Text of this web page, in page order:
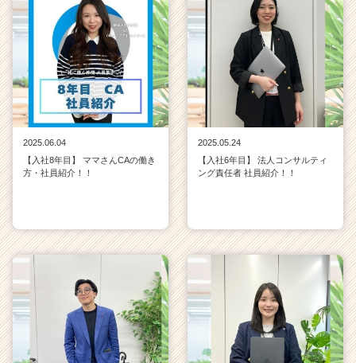
2025.06.04
【入社8年目】 ママさんCAの働き
方・社員紹介！！
2025.05.24
【入社6年目】 法人コンサルティ
ング責任者 社員紹介！！